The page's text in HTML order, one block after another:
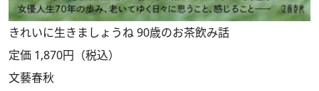
きれいに生きましょうね 90歳のお茶飲み話
定価 1,870円（税込）
文藝春秋